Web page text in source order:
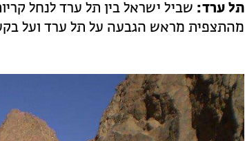
תל ערד: שביל ישראל בין תל ערד לנחל
מהתצפית מראש הגבעה על תל ערד ועל